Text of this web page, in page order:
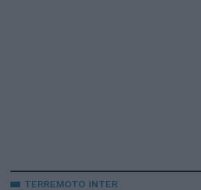
TERREMOTO INTER